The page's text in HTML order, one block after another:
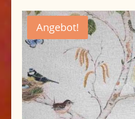
Angebot!